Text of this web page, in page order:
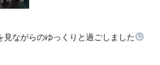
見ながらのゆっくりと過ごしました